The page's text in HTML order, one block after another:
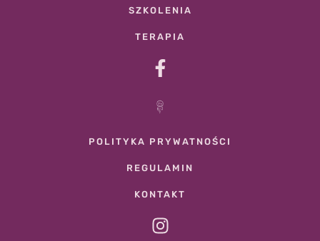
SZKOLENIA
TERAPIA
POLITYKA PRYWATNOŚCI
REGULAMIN
KONTAKT